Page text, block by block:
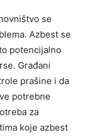
se
Azbest se
potencijalno
Građani
prašine i da
potrebne
za
koje azbest